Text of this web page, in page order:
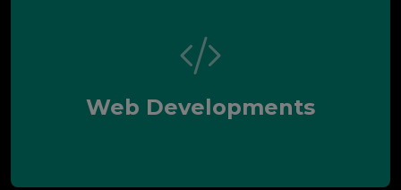
Web Developments